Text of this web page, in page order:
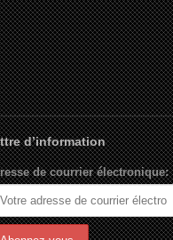
d’information
de courrier électronique: